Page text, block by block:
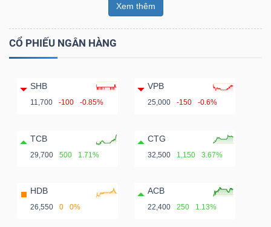
Xem thêm
CỔ PHIẾU NGÂN HÀNG
SHB
11,700 -100 -0.85%
VPB
25,000 -150 -0.6%
TCB
29,700 500 1.71%
CTG
32,500 1,150 3.67%
HDB
26,550 0 0%
ACB
22,400 250 1.13%